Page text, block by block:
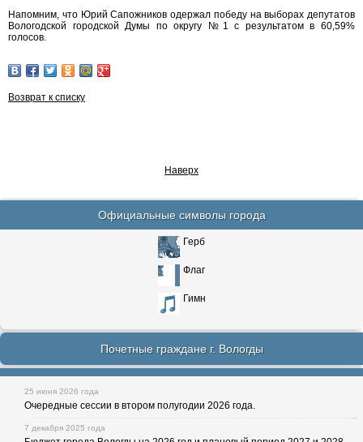
Напомним, что Юрий Сапожников одержал победу на выборах депутатов
Вологодской городской Думы по округу №1 с результатом в 60,59%
голосов.
Возврат к списку
Наверх
Официальные символы города
Герб
Флаг
Гимн
Почетные граждане г. Вологды
25 июня 2026 года
Очередные сессии в втором полугодии 2026 года.
7 декабря 2025 года